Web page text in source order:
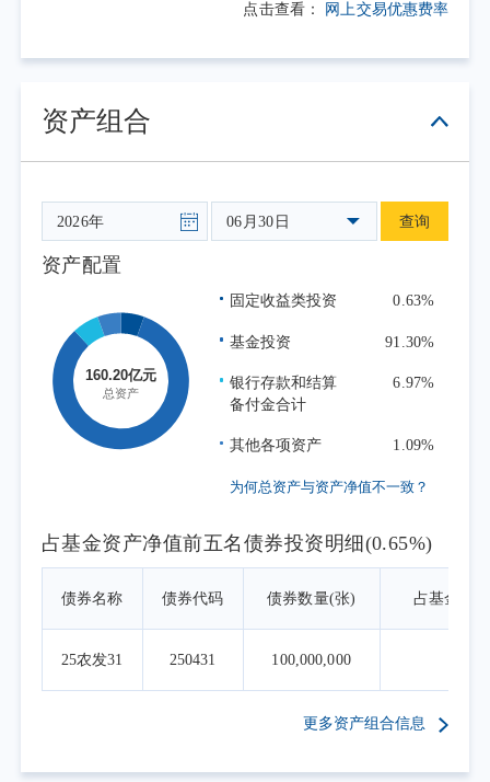
收紧与风险偏好扰动，配置意愿趋于谨慎。季
AI硬件景气提升领涨；消费板块受内需修复偏
弱拖累领跌。
向压制成长估值、内需修复节奏放缓拖累互联
网企业盈利修复、头部企业业绩分化修复等多
重因素综合影响；板块结构性亮点突出，AI产
业链景气持续扩散，硬科技赛道表现领先，季
内指数完成季度检讨纳入AI原生企业，产业结
构持续优化。报告期内港币计价的恒生科技指
数收跌3.82%，表现优于同期恒生指数。
短期来看，全球金融条件和境内外产业发
的价格和估值水平造成扰动。中长期来看，随
公司选择在港股上市，科技创新已经成为港股
市场的重要特色。伴随着宏观经济复苏和产业
本报告期为本基金的正常运作期，本基金
点击查看： 网上交易优惠费率
资产组合
06月30日 查询
资产配置
固定收益类投资 0.63%
基金投资 91.30%
银行存款和结算
备付金合计
6.97%
其他各项资产 1.09%
为何总资产与资产净值不一致？
占基金资产净值前五名债券投资明细(0.65%)
债券名称 债券代码 债券数量(张) 占基金资
25农发31 250431 100,000,000
更多资产组合信息